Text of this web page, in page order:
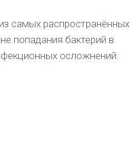
самых распространённых
попадания бактерий в
осложнений: